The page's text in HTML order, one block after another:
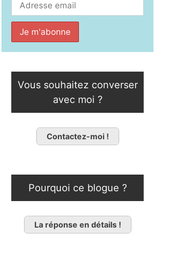
Vous souhaitez converser
avec moi ?
Contactez-moi !
Pourquoi ce blogue ?
La réponse en détails !